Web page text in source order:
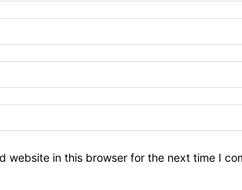
website in this browser for the next time I